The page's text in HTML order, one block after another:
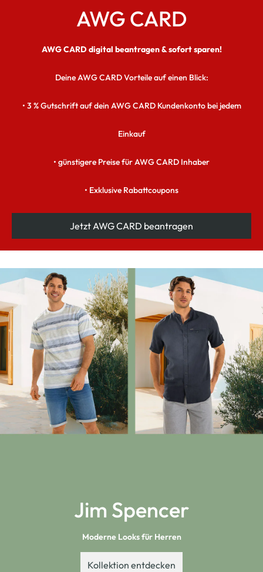
AWG CARD
AWG CARD digital beantragen & sofort sparen!
Deine AWG CARD Vorteile auf einen Blick:
• 3 % Gutschrift auf dein AWG CARD Kundenkonto bei jedem
Einkauf
• günstigere Preise für AWG CARD Inhaber
• Exklusive Rabattcoupons
Jetzt AWG CARD beantragen
Jim Spencer
Moderne Looks für Herren
Kollektion entdecken